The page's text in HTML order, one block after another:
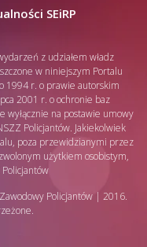
SEiRP
z udziałem władz
w niniejszym Portalu
1994 r. o prawie autorskim
2001 r. o ochronie baz
wyłącznie na postawie umowy
Policjantów. Jakiekolwiek
poza przewidzianymi przez
użytkiem osobistym,
Policjantów | 2016.